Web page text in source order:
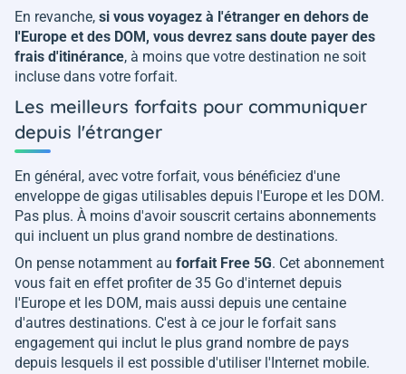
En revanche, si vous voyagez à l'étranger en dehors de
l'Europe et des DOM, vous devrez sans doute payer des
frais d'itinérance, à moins que votre destination ne soit
incluse dans votre forfait.
Les meilleurs forfaits pour communiquer
depuis l'étranger
En général, avec votre forfait, vous bénéficiez d'une
enveloppe de gigas utilisables depuis l'Europe et les DOM.
Pas plus. À moins d'avoir souscrit certains abonnements
qui incluent un plus grand nombre de destinations.
On pense notamment au forfait Free 5G. Cet abonnement
vous fait en effet profiter de 35 Go d'internet depuis
l'Europe et les DOM, mais aussi depuis une centaine
d'autres destinations. C'est à ce jour le forfait sans
engagement qui inclut le plus grand nombre de pays
depuis lesquels il est possible d'utiliser l'Internet mobile.